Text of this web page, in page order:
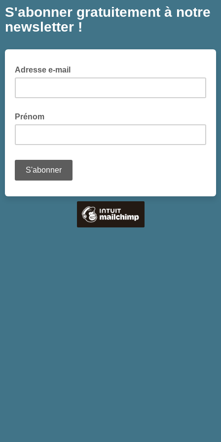
S'abonner gratuitement à notre
newsletter !
Adresse e-mail
Prénom